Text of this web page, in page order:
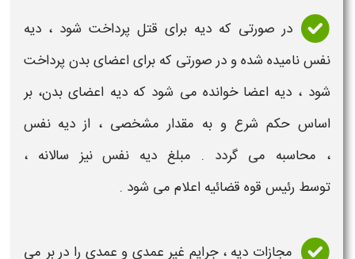
در صورتی که دیه برای قتل پرداخت شود ، دیه
نفس نامیده شده و در صورتی که برایاعضایبدنپرداخت
شود ، دیه اعضا خوانده می شود که دیه اعضای بدن، بر
اساس حکم شرع و به مقدار مشخصی ، از دیه نفس
، محاسبه می گردد . مبلغ دیه نفس نیز سالانه ،
توسط رئیس قوه قضائیه اعلام می شود .
مجازات دیه ،جرایم غیر عمدی و عمدی را در بر می